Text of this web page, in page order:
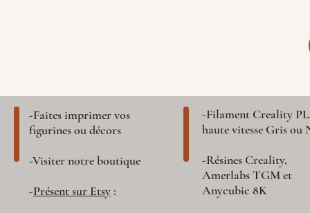
-Faites imprimer vos
figurines ou décors
-Visiter notre boutique
-Présent sur Etsy :
-Filament Creality
haute vitesse Gris ou
-Résines Creality,
Amerlabs TGM et
Anycubic 8K